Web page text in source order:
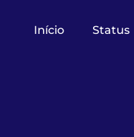
Início Status